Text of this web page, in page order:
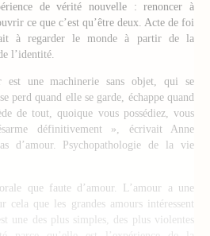
de vérité nouvelle : renoncer à
ce que c’est qu’être deux. Acte de foi
à regarder le monde à partir de la
l’identité.
est une machinerie sans objet, qui se
perd quand elle se garde, échappe quand
de tout, quoique vous possédiez, vous
définitivement », écrivait Anne
d’amour. Psychopathologie de la vie
que faute d’amour. L’amour a une
cela que les grandes amours intéressent
une des plus simples, des plus violentes